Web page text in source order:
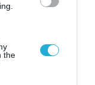
the